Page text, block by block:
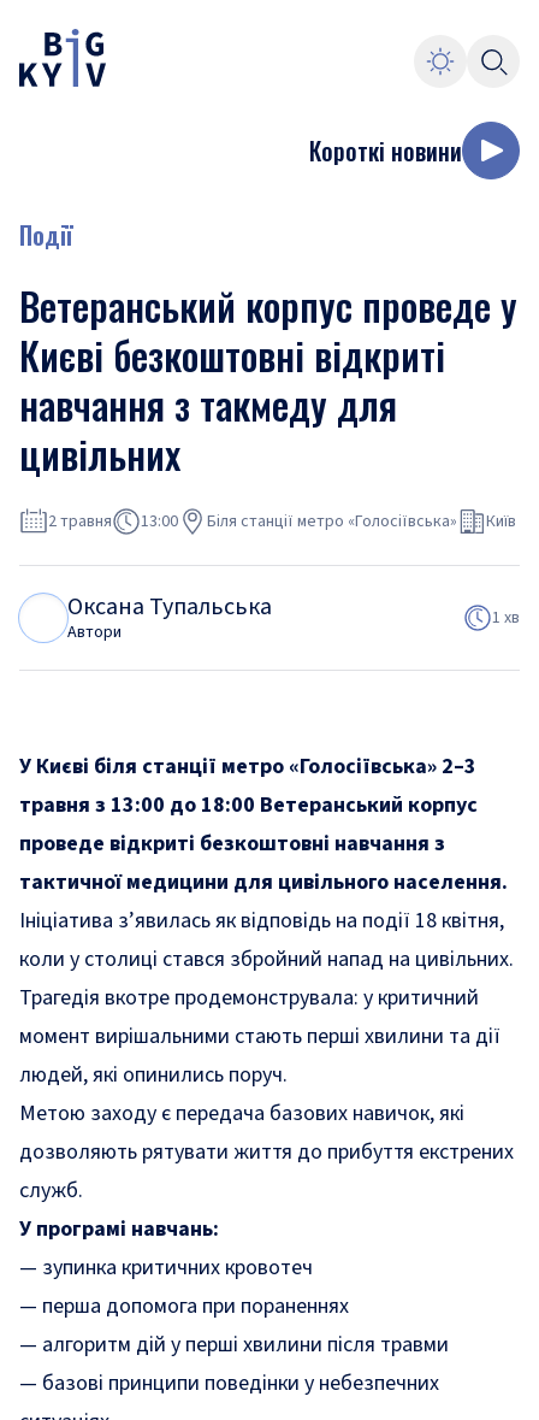
Короткі новини
Події
Ветеранський корпус проведе у
Києві безкоштовні відкриті
навчання з такмеду для
цивільних
2 травня 13:00 Біля станції метро «Голосіївська» Київ
Оксана Тупальська
Автори
1 хв
У Києві біля станції метро «Голосіївська» 2–3
травня з 13:00 до 18:00 Ветеранський корпус
проведе відкриті безкоштовні навчання з
тактичної медицини для цивільного населення.
Ініціатива з’явилась як відповідь на події 18 квітня,
коли у столиці стався збройний напад на цивільних.
Трагедія вкотре продемонструвала: у критичний
момент вирішальними стають перші хвилини та дії
людей, які опинились поруч.
Метою заходу є передача базових навичок, які
дозволяють рятувати життя до прибуття екстрених
служб.
У програмі навчань:
— зупинка критичних кровотеч
— перша допомога при пораненнях
— алгоритм дій у перші хвилини після травми
— базові принципи поведінки у небезпечних